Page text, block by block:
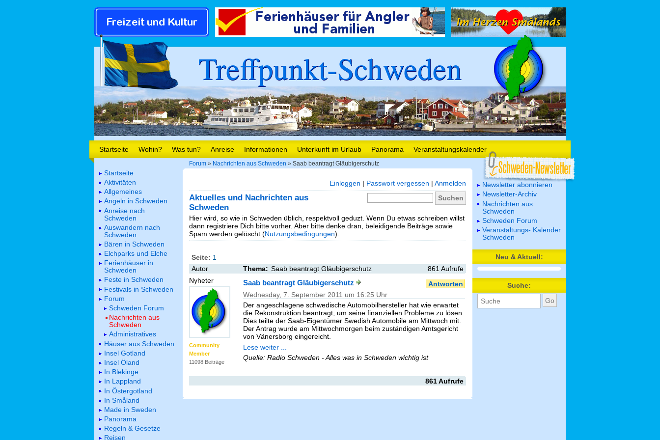
Treffpunkt-Schweden
Startseite Wohin? Was tun? Anreise Informationen Unterkunft im Urlaub Panorama Veranstaltungskalender
Forum » Nachrichten aus Schweden » Saab beantragt Gläubigerschutz
Einloggen | Passwort vergessen | Anmelden
Aktuelles und Nachrichten aus
Schweden
Hier wird, so wie in Schweden üblich, respektvoll geduzt. Wenn Du etwas schreiben willst
dann registriere Dich bitte vorher. Aber bitte denke dran, beleidigende Beiträge sowie
Spam werden gelöscht (Nutzungsbedingungen).
Seite: 1
Autor
Thema: Saab beantragt Gläubigerschutz
861 Aufrufe
Nyheter
Community
Member
11098 Beiträge
Antworten
Saab beantragt Gläubigerschutz
Wednesday, 7. September 2011 um 16:25 Uhr
Der angeschlagene schwedische Automobilhersteller hat wie erwartet
die Rekonstruktion beantragt, um seine finanziellen Probleme zu lösen.
Dies teilte der Saab-Eigentümer Swedish Automobile am Mittwoch mit.
Der Antrag wurde am Mittwochmorgen beim zuständigen Amtsgericht
von Vänersborg eingereicht.
Lese weiter ...
Quelle: Radio Schweden - Alles was in Schweden wichtig ist
861 Aufrufe
Startseite
Aktivitäten
Allgemeines
Angeln in Schweden
Anreise nach
Schweden
Auswandern nach
Schweden
Bären in Schweden
Elchparks und Elche
Ferienhäuser in
Schweden
Feste in Schweden
Festivals in Schweden
Forum
Schweden Forum
Nachrichten aus
Schweden
Administratives
Häuser aus Schweden
Insel Gotland
Insel Öland
In Blekinge
In Lappland
In Östergotland
In Småland
Made in Sweden
Panorama
Regeln & Gesetze
Reisen
Newsletter abonnieren
Newsletter-Archiv
Nachrichten aus
Schweden
Schweden Forum
Veranstaltungs- Kalender
Schweden
Neu & Aktuell:
Suche: